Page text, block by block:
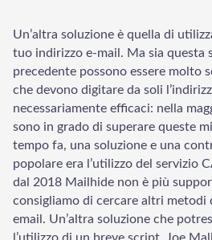
Un’altra soluzione è quella di
tuo indirizzo e-mail. Ma sia questa
precedente possono essere molto
che devono digitare da soli
necessariamente efficaci: nella
sono in grado di superare queste
tempo fa, una soluzione e una
popolare era l’utilizzo del servizio
dal 2018 Mailhide non è più
consigliamo di cercare altri metodi
email. Un’altra soluzione che
l’utilizzo di un breve script. Joe